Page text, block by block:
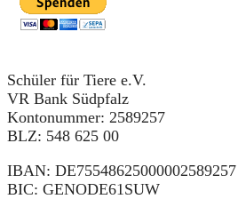
Schüler für Tiere e.V.
VR Bank Südpfalz
Kontonummer: 2589257
BLZ: 548 625 00
IBAN: DE75548625000002589257
BIC: GENODE61SUW